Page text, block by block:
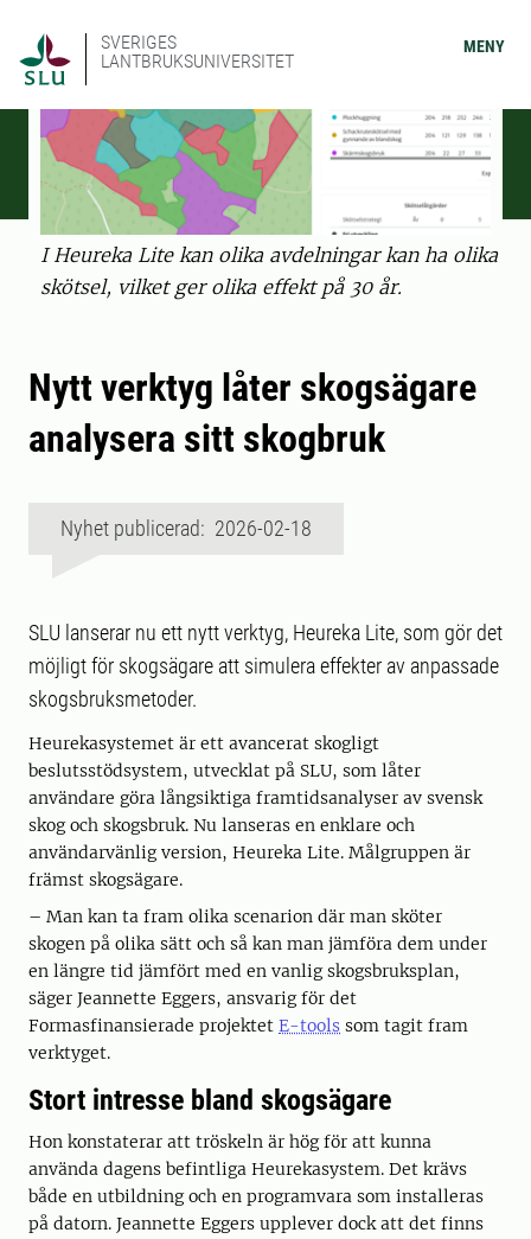
SVERIGES
LANTBRUKSUNIVERSITET
MENY
I Heureka Lite kan olika avdelningar kan ha olika
skötsel, vilket ger olika effekt på 30 år.
Nytt verktyg låter skogsägare
analysera sitt skogbruk
Nyhet publicerad: 2026-02-18
SLU lanserar nu ett nytt verktyg, Heureka Lite, som gör det
möjligt för skogsägare att simulera effekter av anpassade
skogsbruksmetoder.
Heurekasystemet är ett avancerat skogligt
beslutsstödsystem, utvecklat på SLU, som låter
användare göra långsiktiga framtidsanalyser av svensk
skog och skogsbruk. Nu lanseras en enklare och
användarvänlig version, Heureka Lite. Målgruppen är
främst skogsägare.
– Man kan ta fram olika scenarion där man sköter
skogen på olika sätt och så kan man jämföra dem under
en längre tid jämfört med en vanlig skogsbruksplan,
säger Jeannette Eggers, ansvarig för det
Formasfinansierade projektet E-tools som tagit fram
verktyget.
Stort intresse bland skogsägare
Hon konstaterar att tröskeln är hög för att kunna
använda dagens befintliga Heurekasystem. Det krävs
både en utbildning och en programvara som installeras
på datorn. Jeannette Eggers upplever dock att det finns